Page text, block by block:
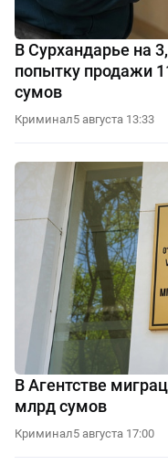
В Сурхандарье на
попытку продажи
сумов
Криминал5 августа 13:33
В Агентстве
млрд сумов
Криминал5 августа 17:00